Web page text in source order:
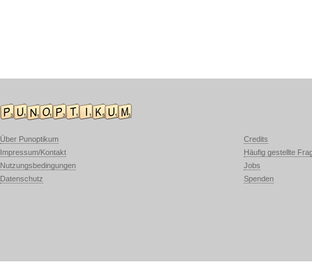
Über Punoptikum
Impressum/Kontakt
Nutzungsbedingungen
Datenschutz
Credits
Häufig gestellte
Jobs
Spenden